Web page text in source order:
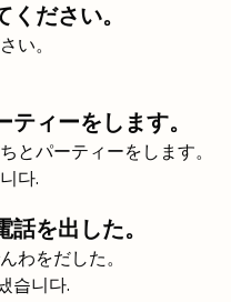
ださい。
い。
ィーをします。
とパーティーをします。
다.
を出した。
わをだした。
습니다.